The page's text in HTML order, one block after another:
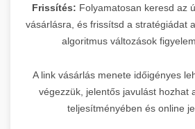
Frissítés: Folyamatosan keresd az
vásárlásra, és frissítsd a stratégiádat
algoritmus változások
A link vásárlás menete időigényes
végezzük, jelentős javulást hozhat
teljesítményében és online